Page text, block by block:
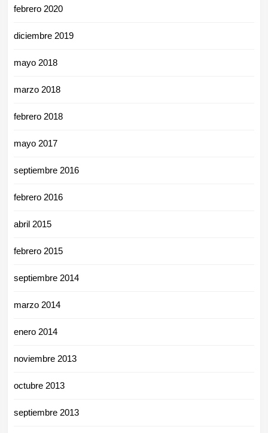
febrero 2020
diciembre 2019
mayo 2018
marzo 2018
febrero 2018
mayo 2017
septiembre 2016
febrero 2016
abril 2015
febrero 2015
septiembre 2014
marzo 2014
enero 2014
noviembre 2013
octubre 2013
septiembre 2013